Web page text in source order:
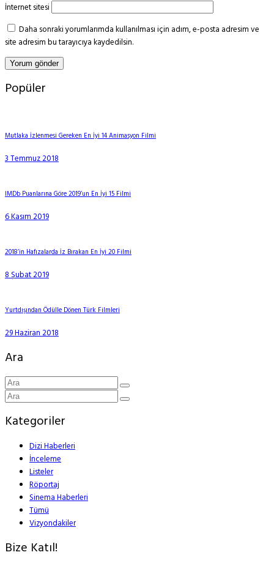
İnternet sitesi
Daha sonraki yorumlarımda kullanılması için adım, e-posta adresim ve
site adresim bu tarayıcıya kaydedilsin.
Popüler
Mutlaka İzlenmesi Gereken En İyi 14 Animasyon Filmi
3 Temmuz 2018
IMDb Puanlarına Göre 2019’un En İyi 15 Filmi
6 Kasım 2019
2018’in Hafızalarda İz Bırakan En İyi 20 Filmi
8 Şubat 2019
Yurtdışından Ödülle Dönen Türk Filmleri
29 Haziran 2018
Ara
Kategoriler
Dizi Haberleri
İnceleme
Listeler
Röportaj
Sinema Haberleri
Tümü
Vizyondakiler
Bize Katıl!